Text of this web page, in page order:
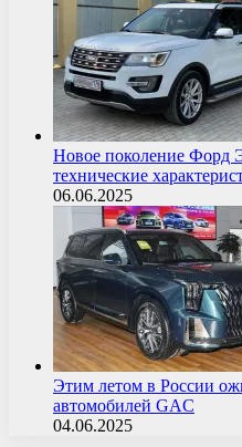
Новое поколение Форд
технические
06.06.2025
Этим летом в России
автомобилей GAC
04.06.2025